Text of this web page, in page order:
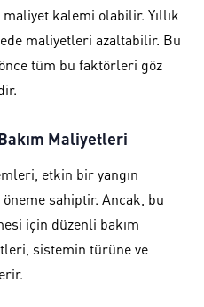
kalemi olabilir. Yıllık
maliyetleri azaltabilir. Bu
tüm bu faktörleri göz
Maliyetleri
etkin bir yangın
sahiptir. Ancak, bu
için düzenli bakım
sistemin türüne ve